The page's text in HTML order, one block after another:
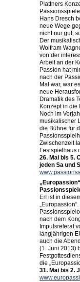
Plattners
Hans Dresch
neue Wege
nicht nur gut,
Der
Wolfram
von der
Arbeit an der
Passion hat
nach der
Mal war, war
neue
Dramatik des
Konzept in die
Noch im
musikalischer
die Bühne für
Zwischenzeit
Festspielhaus
26. Mai bis 5.
jeden Sa und
Erl ist in
nach dem
Impulsreferat
langjährigen
auch die
(1. Juni 2013)
die
31. Mai bis 2.